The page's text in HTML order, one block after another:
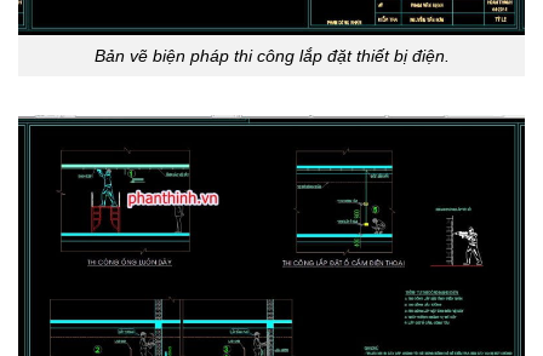
Bản vẽ biện pháp thi công lắp đặt thiết bị điện.